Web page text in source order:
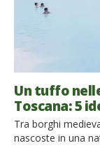
Un tuffo
Toscana: 5
Tra borghi
nascoste in una